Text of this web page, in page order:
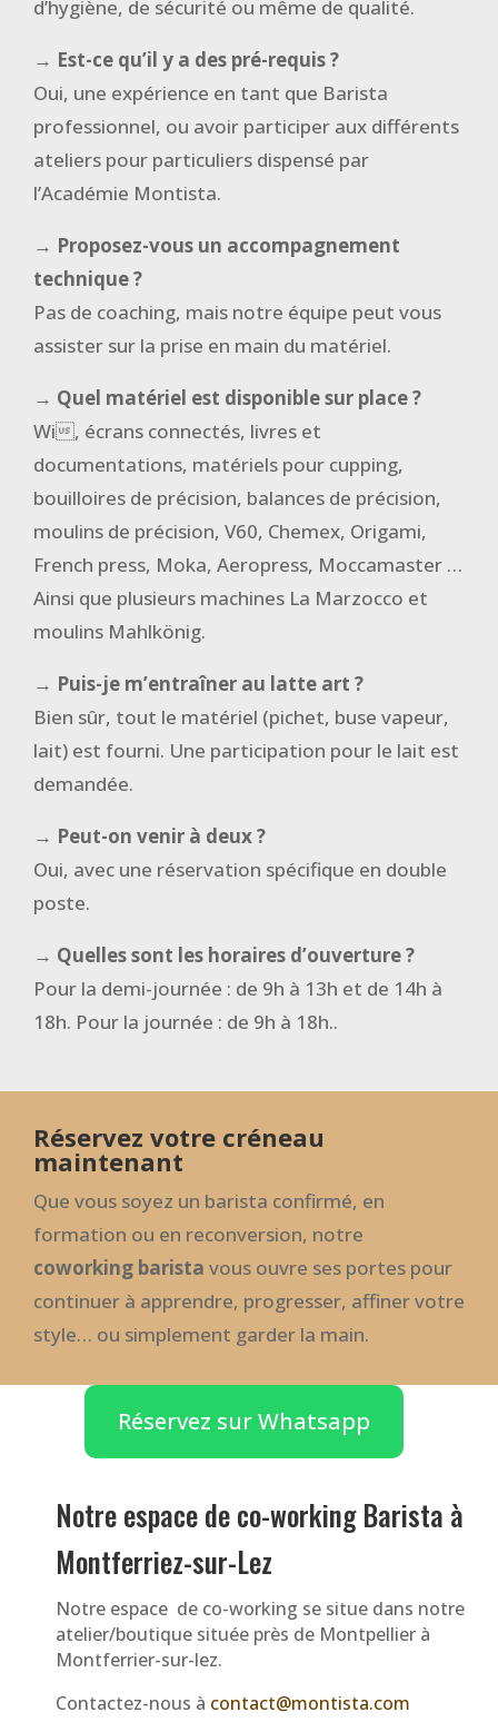
d’hygiène, de sécurité ou même de qualité.
→ Est-ce qu’il y a des pré-requis ?
Oui, une expérience en tant que Barista
professionnel, ou avoir participer aux différents
ateliers pour particuliers dispensé par
l’Académie Montista.
→ Proposez-vous un accompagnement
technique ?
Pas de coaching, mais notre équipe peut vous
assister sur la prise en main du matériel.
→ Quel matériel est disponible sur place ?
Wi, écrans connectés, livres et
documentations, matériels pour cupping,
bouilloires de précision, balances de précision,
moulins de précision, V60, Chemex, Origami,
French press, Moka, Aeropress, Moccamaster …
Ainsi que plusieurs machines La Marzocco et
moulins Mahlkönig.
→ Puis-je m’entraîner au latte art ?
Bien sûr, tout le matériel (pichet, buse vapeur,
lait) est fourni. Une participation pour le lait est
demandée.
→ Peut-on venir à deux ?
Oui, avec une réservation spécifique en double
poste.
→ Quelles sont les horaires d’ouverture ?
Pour la demi-journée : de 9h à 13h et de 14h à
18h. Pour la journée : de 9h à 18h..
Réservez votre créneau
maintenant
Que vous soyez un barista confirmé, en
formation ou en reconversion, notre
coworking barista vous ouvre ses portes pour
continuer à apprendre, progresser, affiner votre
style… ou simplement garder la main.
Réservez sur Whatsapp
Notre espace de co-working Barista à
Montferriez-sur-Lez
Notre espace de co-working se situe dans notre
atelier/boutique située près de Montpellier à
Montferrier-sur-lez.
Contactez-nous à contact@montista.com